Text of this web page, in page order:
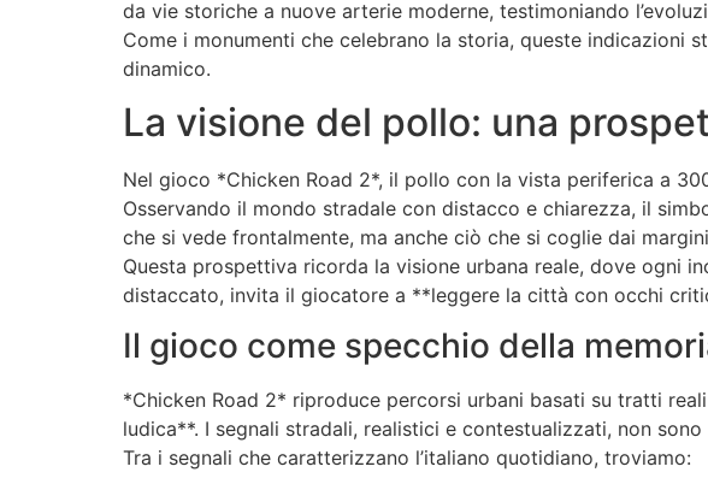
da vie storiche a nuove arterie moderne, testimoniando
Come i monumenti che celebrano la storia, queste indicazioni
dinamico.
La visione del pollo: una
Nel gioco *Chicken Road 2*, il pollo con la vista periferica a
Osservando il mondo stradale con distacco e chiarezza, il
che si vede frontalmente, ma anche ciò che si coglie dai
Questa prospettiva ricorda la visione urbana reale, dove ogni
distaccato, invita il giocatore a **leggere la città con occhi
Il gioco come specchio della
*Chicken Road 2* riproduce percorsi urbani basati su tratti
ludica**. I segnali stradali, realistici e contestualizzati, non
Tra i segnali che caratterizzano l’italiano quotidiano, troviamo: